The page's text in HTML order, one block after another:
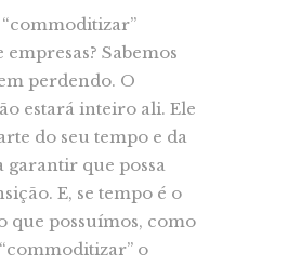
Sabemos
perdendo. O
estará inteiro ali. Ele
do seu tempo e da
garantir que possa
E, se tempo é o
que possuímos, como
o